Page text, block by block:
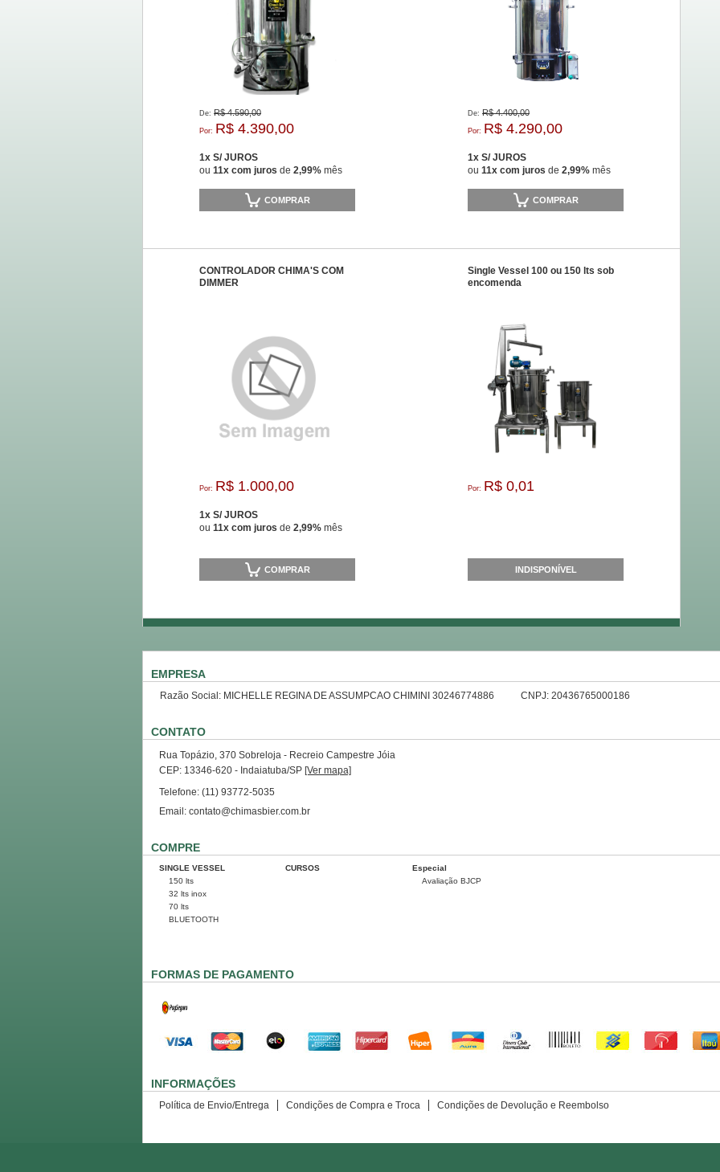
De: R$ 4.590,00
Por: R$ 4.390,00
1x S/ JUROS
ou 11x com juros de 2,99% mês
COMPRAR
De: R$ 4.400,00
Por: R$ 4.290,00
1x S/ JUROS
ou 11x com juros de 2,99% mês
COMPRAR
CONTROLADOR CHIMA'S COM
DIMMER
Por: R$ 1.000,00
1x S/ JUROS
ou 11x com juros de 2,99% mês
COMPRAR
Single Vessel 100 ou 150 lts sob
encomenda
Por: R$ 0,01
INDISPONÍVEL
EMPRESA
Razão Social: MICHELLE REGINA DE ASSUMPCAO CHIMINI 30246774886 CNPJ: 20436765000186
CONTATO
Rua Topázio, 370 Sobreloja - Recreio Campestre Jóia
CEP: 13346-620 - Indaiatuba/SP [Ver mapa]
Telefone: (11) 93772-5035
Email: contato@chimasbier.com.br
COMPRE
SINGLE VESSEL
150 lts
32 lts inox
70 lts
BLUETOOTH
CURSOS
Especial
Avaliação BJCP
FORMAS DE PAGAMENTO
INFORMAÇÕES
Política de Envio/Entrega Condições de Compra e Troca Condições de Devolução e Reembolso